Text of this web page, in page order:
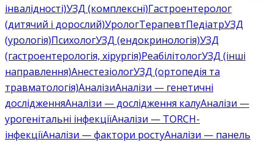
інвалідності)УЗД (комплексні)Гастроентеролог
(дитячий і дорослий)УрологТерапевтПедіатрУЗД
(урологія)ПсихологУЗД (ендокринологія)УЗД
(гастроентерологія, хірургія)РеабілітологУЗД (інші
направлення)АнестезіологУЗД (ортопедія та
травматологія)АналізиАналізи — генетичні
дослідженняАналізи — дослідження калуАналізи —
урогенітальні інфекціїАналізи — TORCH-
інфекціїАналізи — фактори ростуАналізи — панель